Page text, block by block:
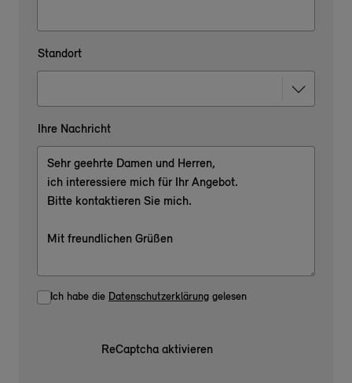
Standort
Ihre Nachricht
Ich habe die Datenschutzerklärung gelesen
ReCaptcha aktivieren